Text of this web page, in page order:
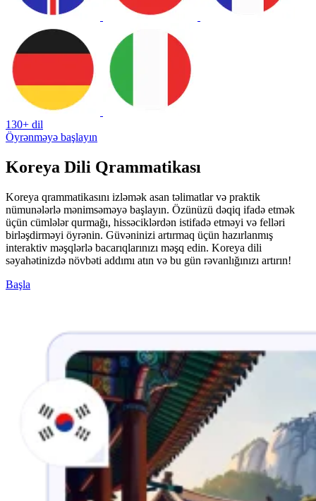
130+ dil
Öyrənməyə başlayın
Koreya Dili Qrammatikası
Koreya qrammatikasını izləmək asan təlimatlar və praktik
nümunələrlə mənimsəməyə başlayın. Özünüzü dəqiq ifadə etmək
üçün cümlələr qurmağı, hissəciklərdən istifadə etməyi və felləri
birləşdirməyi öyrənin. Güvəninizi artırmaq üçün hazırlanmış
interaktiv məşqlərlə bacarıqlarınızı məşq edin. Koreya dili
səyahətinizdə növbəti addımı atın və bu gün rəvanlığınızı artırın!
Başla